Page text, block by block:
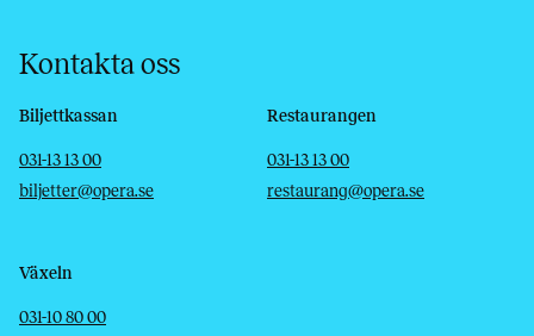
Kontakta oss
Biljettkassan
Telefon
031-13 13 00
E-post
biljetter@opera.se
Restaurangen
Telefon
031-13 13 00
E-post
restaurang@opera.se
Växeln
Telefon
031-10 80 00
E-post